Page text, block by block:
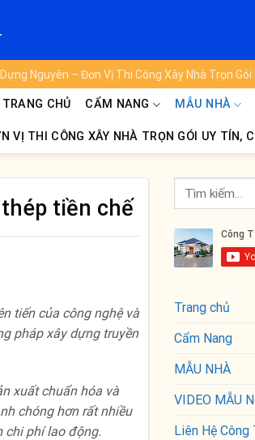
Nguyên – Đơn Vị Thi Công Xây Nhà Trọn Gói
TRANG CHỦ CẨM NANG MẪU NHÀ
VỊ THI CÔNG XÂY NHÀ TRỌN GÓI UY TÍN,
tiền chế
tiến của công nghệ và
pháp xây dựng truyền
xuất chuẩn hóa và
chóng hơn rất nhiều
chi phí lao động.
Trang chủ
Cẩm Nang
MẪU NHÀ
VIDEO MẪU
Liên Hệ Công